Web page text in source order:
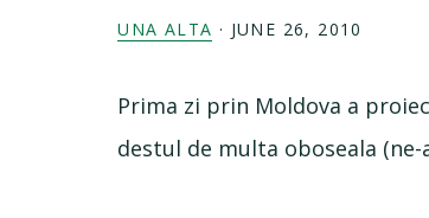
UNA ALTA · JUNE 26, 2010
Prima zi prin Moldova a
destul de multa oboseala